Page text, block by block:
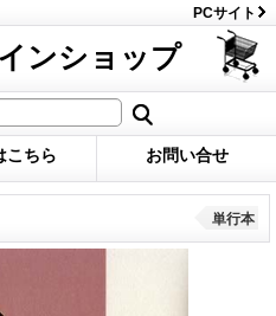
PCサイト
ンショップ
こちら お問い合せ
単行本